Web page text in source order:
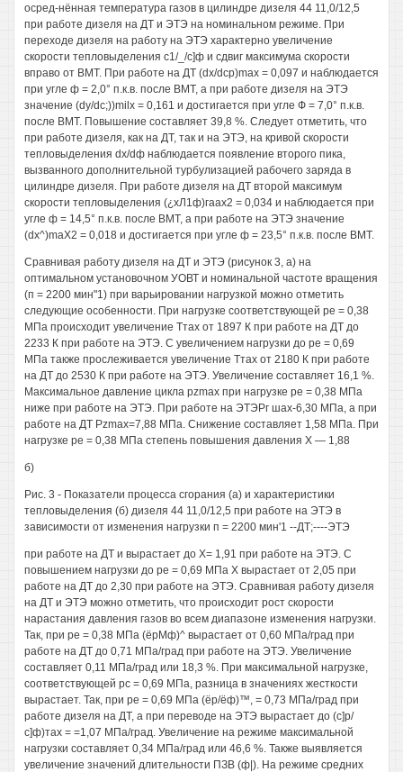
осред-нённая температура газов в цилиндре дизеля 44 11,0/12,5
при работе дизеля на ДТ и ЭТЭ на номинальном режиме. При
переходе дизеля на работу на ЭТЭ характерно увеличение
скорости тепловыделения с1/_/с]ф и сдвиг максимума скорости
вправо от ВМТ. При работе на ДТ (dx/dcp)max = 0,097 и наблюдается
при угле ф = 2,0° п.к.в. после ВМТ, а при работе дизеля на ЭТЭ
значение (dy/dc;))milx = 0,161 и достигается при угле Ф = 7,0° п.к.в.
после ВМТ. Повышение составляет 39,8 %. Следует отметить, что
при работе дизеля, как на ДТ, так и на ЭТЭ, на кривой скорости
тепловыделения dx/dф наблюдается появление второго пика,
вызванного дополнительной турбулизацией рабочего заряда в
цилиндре дизеля. При работе дизеля на ДТ второй максимум
скорости тепловыделения (¿хЛ1ф)гаах2 = 0,034 и наблюдается при
угле ф = 14,5° п.к.в. после ВМТ, а при работе на ЭТЭ значение
(dx^)maX2 = 0,018 и достигается при угле ф = 23,5° п.к.в. после ВМТ.
Сравнивая работу дизеля на ДТ и ЭТЭ (рисунок 3, а) на
оптимальном установочном УОВТ и номинальной частоте вращения
(п = 2200 мин"1) при варьировании нагрузкой можно отметить
следующие особенности. При нагрузке соответствующей ре = 0,38
МПа происходит увеличение Ттах от 1897 К при работе на ДТ до
2233 К при работе на ЭТЭ. С увеличением нагрузки до ре = 0,69
МПа также прослеживается увеличение Ттах от 2180 К при работе
на ДТ до 2530 К при работе на ЭТЭ. Увеличение составляет 16,1 %.
Максимальное давление цикла pzmax при нагрузке ре = 0,38 МПа
ниже при работе на ЭТЭ. При работе на ЭТЭРг шах-6,30 МПа, а при
работе на ДТ Pzmax=7,88 МПа. Снижение составляет 1,58 МПа. При
нагрузке ре = 0,38 МПа степень повышения давления X — 1,88
б)
Рис. 3 - Показатели процесса сгорания (а) и характеристики
тепловыделения (б) дизеля 44 11,0/12,5 при работе на ЭТЭ в
зависимости от изменения нагрузки п = 2200 мин'1 --ДТ;----ЭТЭ
при работе на ДТ и вырастает до Х= 1,91 при работе на ЭТЭ. С
повышением нагрузки до ре = 0,69 МПа X вырастает от 2,05 при
работе на ДТ до 2,30 при работе на ЭТЭ. Сравнивая работу дизеля
на ДТ и ЭТЭ можно отметить, что происходит рост скорости
нарастания давления газов во всем диапазоне изменения нагрузки.
Так, при ре = 0,38 МПа (ёрМф)^ вырастает от 0,60 МПа/град при
работе на ДТ до 0,71 МПа/град при работе на ЭТЭ. Увеличение
составляет 0,11 МПа/град или 18,3 %. При максимальной нагрузке,
соответствующей рс = 0,69 МПа, разница в значениях жесткости
вырастает. Так, при ре = 0,69 МПа (ёр/ёф)™, = 0,73 МПа/град при
работе дизеля на ДТ, а при переводе на ЭТЭ вырастает до (с]р/
с]ф)тах = =1,07 МПа/град. Увеличение на режиме максимальной
нагрузки составляет 0,34 МПа/град или 46,6 %. Также выявляется
увеличение значений длительности ПЗВ (ф|). На режиме средних